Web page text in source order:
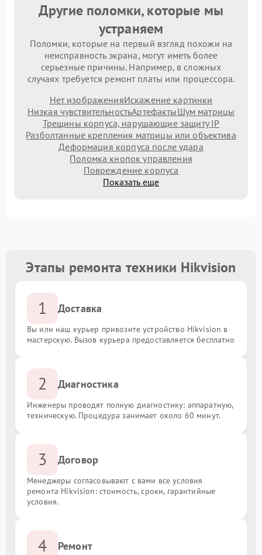
Другие поломки, которые мы
устраняем
Поломки, которые на первый взгляд похожи на
неисправность экрана, могут иметь более
серьезные причины. Например, в сложных
случаях требуется ремонт платы или процессора.
Нет изображенияИскажение картинки
Низкая чувствительностьАртефактыШум матрицы
Трещины корпуса, нарушающие защиту IP
Разболтанные крепления матрицы или объектива
Деформация корпуса после удара
Поломка кнопок управления
Повреждение корпуса
Показать еще
Этапы ремонта техники Hikvision
1 Доставка
Вы или наш курьер привозите устройство Hikvision в
мастерскую. Вызов курьера предоставляется бесплатно
2 Диагностика
Инженеры проводят полную диагностику: аппаратную,
техническую. Процедура занимает около 60 минут.
3 Договор
Менеджеры согласовывают с вами все условия
ремонта Hikvision: стоимость, сроки, гарантийные
условия.
4 Ремонт